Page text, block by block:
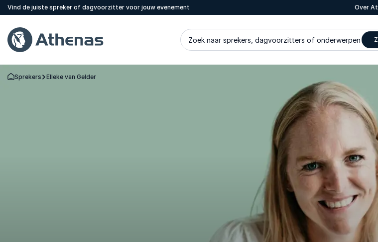
Vind de juiste spreker of dagvoorzitter voor jouw evenement Over
Zoek naar sprekers, dagvoorzitters of onderwerpen
Terug naar de startpagina
Sprekers Elleke van Gelder